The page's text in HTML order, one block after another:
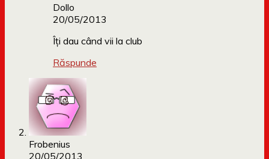
Dollo
20/05/2013
Îți dau când vii la club
Răspunde
Frobenius
20/05/2013